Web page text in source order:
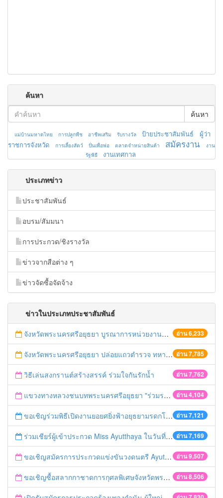
ค้นหา
ค้นหา
แม่บ้านมหาดไทย การปลูกพืช อาชีพเสริม รับรางวัล ป้ายประชาสัมพันธ์
ผู้ว่า
ราชการจังหวัด
การเลี้ยงสัตว์ ปั่นเพื่อพ่อ ตลาดจำหน่ายสินค้า สมัครงาน
งาน
รัฐพิธี
งานเทศกาล
ประเภทข่าว
ประชาสัมพันธ์
อบรม/สัมมนา
การประกวด/ชิงรางวัล
ข่าวจากสือต่าง ๆ
ข่าวจัดซื้อจัดจ้าง
ข่าวในประเภทประชาสัมพันธ์
อ่าน 6,233
จังหวัดพระนครศรีอยุธยา บูรณาการหน่วยงานที่เกี่ยวข้อง ลงพื้นที่จัดระเบียบและดำเนินมาตรการตามบทลงโทษสูงสุดกับผู้ประกอบการร้านค้าที่ยังฝ่าฝืนตั้งร้านค้ารุกล้ำเขตพื้นที่ทางหลวง เตรียมความปลอดภัยก่อนเทศกาลสงกรานต์
อ่าน 7,785
จังหวัดพระนครศรีอยุธยา ปล่อยแถวตำรวจ ทหาร ฝ่ายปกครอง กว่า 100 นาย ตรวจเข้มท่ารถสาธารณะ สถานีขนส่งรถโดยสาร วินรถตู้ และสถานีรถไฟ เตรียมรับมือเทศกาลสงกรานต์
อ่าน 7,762
วิธีเล่นสงกรานต์สร้างสรรค์ ร่วมใจกันรักน้ำ
อ่าน 4,104
แขวงทางหลวงชนบทพระนครศรีอยุธยา "ร่วมรณรงค์ ขับช้า เปิดไฟหน้า คาดเข็มขัด" เทศกาลสงกรานต์ ปี 2561
อ่าน 7,121
ขอเชิญร่วมพิธีเปิดงานยอยศยิ่งฟ้าอยุธยามรดกโลก
อ่าน 7,169
ร่วมเชียร์ผู้เข้าประกวด Miss Ayutthaya ในวันที่ 15 ธันวาคม 2560
อ่าน 9,507
ขอเชิญสมัครการประกวดแข่งขันวงดนตรี Ayutthaya battle of the bands
อ่าน 8,506
ขอเชิญซื้อสลากกาชาดการกุศลพิเศษจังหวัดพระนครศรีอยุธยา 2560